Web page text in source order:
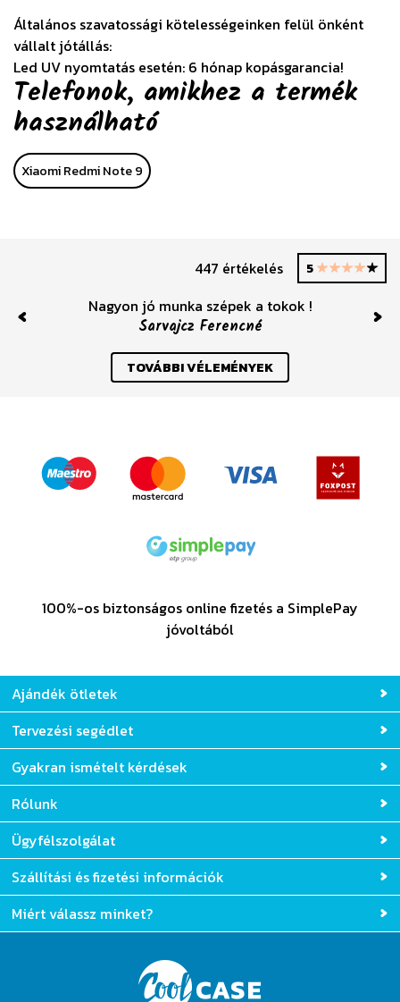
Általános szavatossági kötelességeinken felül önként
vállalt jótállás:
Led UV nyomtatás esetén: 6 hónap kopásgarancia!
Telefonok, amikhez a termék
használható
Xiaomi Redmi Note 9
447 értékelés 5
Nagyon jó munka szépek a tokok !
Sarvajcz Ferencné
Previous
TOVÁBBI VÉLEMÉNYEK
100%-os biztonságos online fizetés a SimplePay
jóvoltából
Ajándék ötletek
Tervezési segédlet
Gyakran ismételt kérdések
Rólunk
Ügyfélszolgálat
Szállítási és fizetési információk
Miért válassz minket?